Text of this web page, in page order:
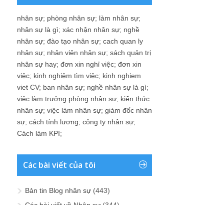
nhân sự; phòng nhân sự; làm nhân sự;
nhân sự là gì; xác nhận nhân sự; nghề
nhân sự; đào tạo nhân sự; cach quan ly
nhân sự; nhân viên nhân sự; sách quản trị
nhân sự hay; đơn xin nghỉ việc; đơn xin
việc; kinh nghiệm tìm việc; kinh nghiem
viet CV; ban nhân sự; nghề nhân sự là gì;
việc làm trưởng phòng nhân sự; kiến thức
nhân sự; việc làm nhân sự; giám đốc nhân
sự; cách tính lương; công ty nhân sự;
Cách làm KPI;
Các bài viết của tôi
Bản tin Blog nhân sự (443)